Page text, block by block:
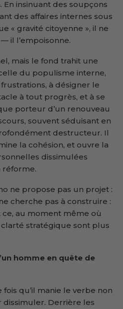
En insinuant des soupçons
des affaires internes sous
« gravité citoyenne », il ne
il l’empoisonne.
mais le fond trahit une
du populisme interne,
à désigner le
à tout progrès, et à se
porteur d’un renouveau
souvent séduisant en
destructeur. Il
la cohésion, et ouvre la
dissimulées
réforme.
ne propose pas un projet :
cherche pas à construire :
au moment même où
clarté stratégique sont plus
homme en quête de
fois qu’il manie le verbe non
Derrière les